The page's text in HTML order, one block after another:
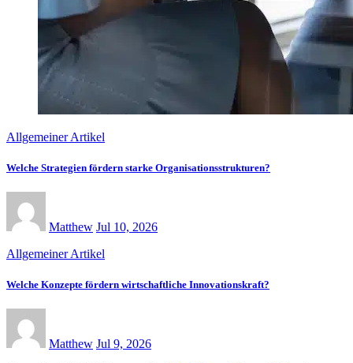
Allgemeiner Artikel
Welche Strategien fördern starke Organisationsstrukturen?
Matthew Jul 10, 2026
Allgemeiner Artikel
Welche Konzepte fördern wirtschaftliche Innovationskraft?
Matthew Jul 9, 2026